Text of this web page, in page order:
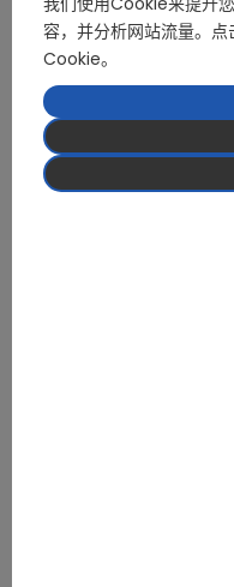
1.超可靠的启动
2.静音、精确控制
3.完美的性价比平衡
这不仅仅是一个工程里程碑，它还代
静止的状态下提供精确、强大的扭矩
峰。
革命即将到来–我们将共同见证。
容，并分析网站流量。点
Cookie。